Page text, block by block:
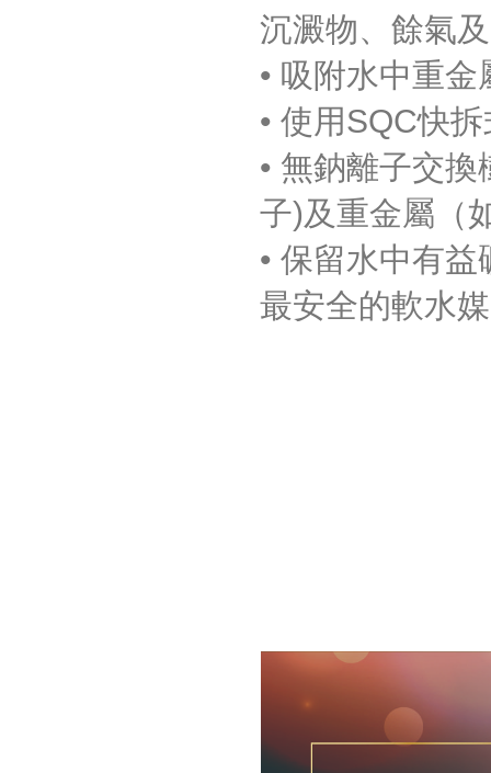
沉澱物、餘氣
• 吸附水中重
• 使用SQC快
• 無鈉離子交
子)及重金屬（
• 保留水中有
最安全的軟水媒